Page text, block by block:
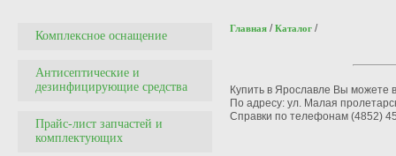
Комплексное оснащение
Антисептические и
дезинфицирующие средства
Прайс-лист запчастей и
комплектующих
Главная /Каталог /
Купить в Ярославле Вы можете
По адресу: ул. Малая
Справки по телефонам (4852)